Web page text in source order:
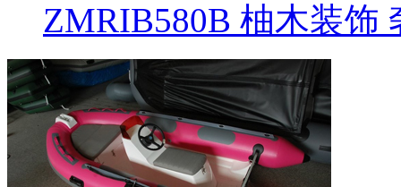
ZMRIB580B 柚木装饰